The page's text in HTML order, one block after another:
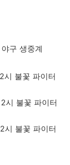
구 생중계
불꽃 파이터
시 불꽃 파이터
불꽃 파이터